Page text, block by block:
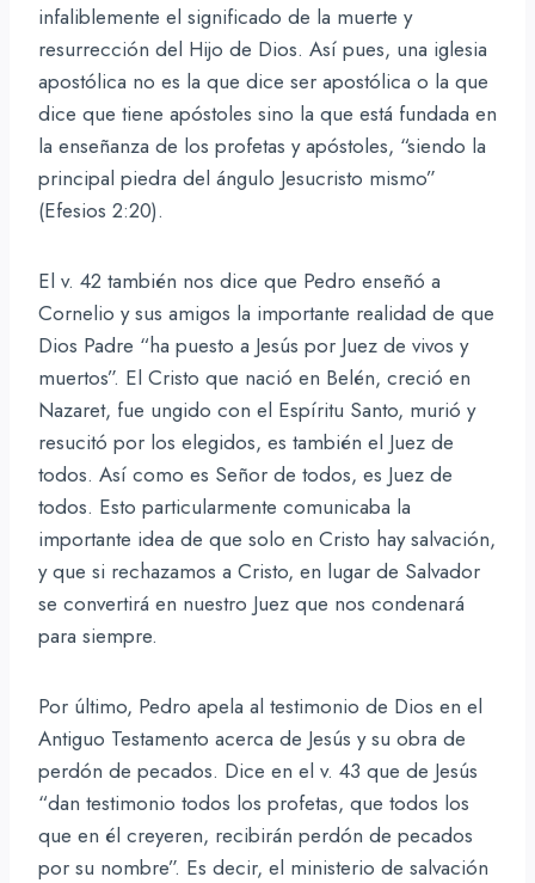
infaliblemente el significado de la muerte y
resurrección del Hijo de Dios. Así pues, una iglesia
apostólica no es la que dice ser apostólica o la que
dice que tiene apóstoles sino la que está fundada en
la enseñanza de los profetas y apóstoles, “siendo la
principal piedra del ángulo Jesucristo mismo”
(Efesios 2:20).
El v. 42 también nos dice que Pedro enseñó a
Cornelio y sus amigos la importante realidad de que
Dios Padre “ha puesto a Jesús por Juez de vivos y
muertos”. El Cristo que nació en Belén, creció en
Nazaret, fue ungido con el Espíritu Santo, murió y
resucitó por los elegidos, es también el Juez de
todos. Así como es Señor de todos, es Juez de
todos. Esto particularmente comunicaba la
importante idea de que solo en Cristo hay salvación,
y que si rechazamos a Cristo, en lugar de Salvador
se convertirá en nuestro Juez que nos condenará
para siempre.
Por último, Pedro apela al testimonio de Dios en el
Antiguo Testamento acerca de Jesús y su obra de
perdón de pecados. Dice en el v. 43 que de Jesús
“dan testimonio todos los profetas, que todos los
que en él creyeren, recibirán perdón de pecados
por su nombre”. Es decir, el ministerio de salvación